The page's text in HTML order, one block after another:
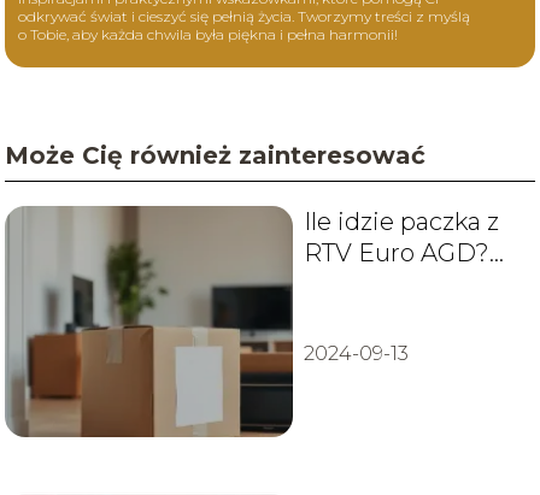
odkrywać świat i cieszyć się pełnią życia. Tworzymy treści z myślą
o Tobie, aby każda chwila była piękna i pełna harmonii!
Może Cię również zainteresować
Ile idzie paczka z
RTV Euro AGD?
2024-09-13